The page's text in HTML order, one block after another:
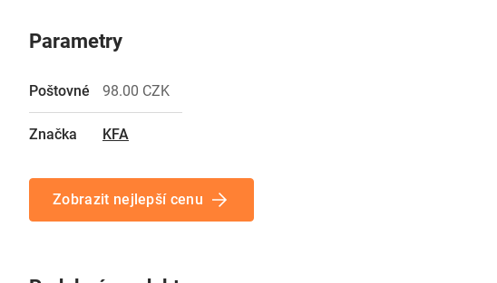
Parametry
Poštovné 98.00 CZK
Značka KFA
Zobrazit nejlepší cenu